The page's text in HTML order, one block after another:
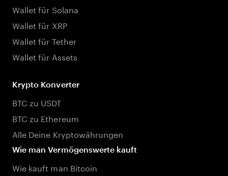
Wallet für Solana
Wallet für XRP
Wallet für Tether
Wallet für Assets
Krypto Konverter
BTC zu USDT
BTC zu Ethereum
Alle Deine Kryptowährungen
Wie man Vermögenswerte kauft
Wie kauft man Bitcoin